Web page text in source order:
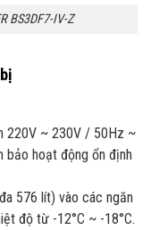
BS3DF7-IV-Z
220V ~ 230V / 50Hz ~
bảo hoạt động ổn định
576 lít) vào các ngăn
độ từ -12°C ~ -18°C.